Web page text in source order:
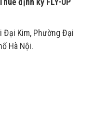
Đại Kim, Phường Đại
Hà Nội.